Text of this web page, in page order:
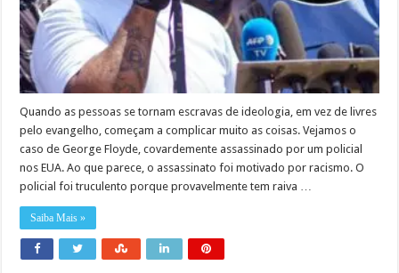
Quando as pessoas se tornam escravas de ideologia, em vez de livres
pelo evangelho, começam a complicar muito as coisas. Vejamos o
caso de George Floyde, covardemente assassinado por um policial
nos EUA. Ao que parece, o assassinato foi motivado por racismo. O
policial foi truculento porque provavelmente tem raiva …
Saiba Mais »